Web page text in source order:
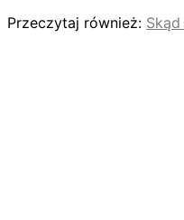
Przeczytaj również: